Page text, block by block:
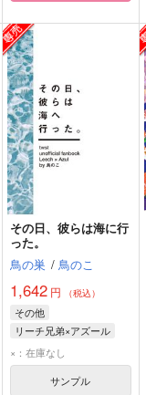
その日、彼らは海に行
った。
鳥の巣 / 鳥のこ
1,642 円 （税込）
その他
リーチ兄弟×アズール
ジェイド・リーチ
フロイド・リーチ
×：在庫なし
サンプル